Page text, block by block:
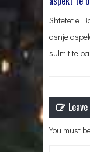
Shtetet e
asnjë
sulmit të
You must